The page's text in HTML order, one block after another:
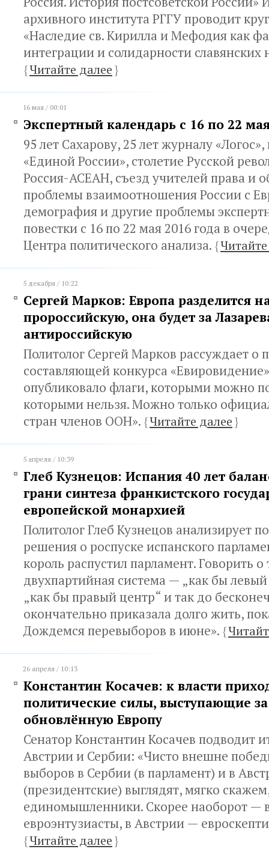
архивного института РГГУ проводит
«Наследие св. Кирилла и Мефодия как
интеграции и солидарности славянских
{Читайте далее}
16 мая / 00:01
Экспертный календарь с 16 по 22
95 лет Сахарову, 25 лет журналу
«Единой России», столетие Русской
Россия-АСЕАН, съезд учителей права и
проблемы взаимоотношения России с
демография и другие проблемы
повестки с 16 по 22 мая 2016 года в
Центра политического анализа. {
5 декабря / 10:22
Сергей Марков: Европа разделится
пророссийскую, она будет за
антироссийскую
Политолог Сергей Марков рассуждает о
составляющей конкурса
опубликовало флаги, которыми можно
которыми нельзя. Можно только
стран членов ООН». {Читайте далее}
5 апреля / 10:39
Глеб Кузнецов: Испания 40 лет
грани синтеза франкистского
европейской монархией
Политолог Глеб Кузнецов анализирует
решения о роспуске испанского
король распустил парламент. Говорить о
двухпартийная система — „как бы
„как бы правый центр“ и так до
окончательно приказала долго жить,
Дождемся перевыборов в июне». {
26 апреля / 10:13
Константин Косачев: к власти
политические силы, выступающие
обновлённую Европу
Сенатор Константин Косачев подводит
Австрии и Сербии: «Чисто внешне
выборов в Сербии (в парламент) и в
(президентские) выглядят, мягко
единомышленники. Скорее наоборот —
евроэнтузиасты, в Австрии —
{Читайте далее}